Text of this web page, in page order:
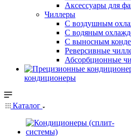
Аксессуары для
Чиллеры
С воздушным
С водяным
С выносным
Реверсивные
Абсорбционные
кондиционеры
Каталог